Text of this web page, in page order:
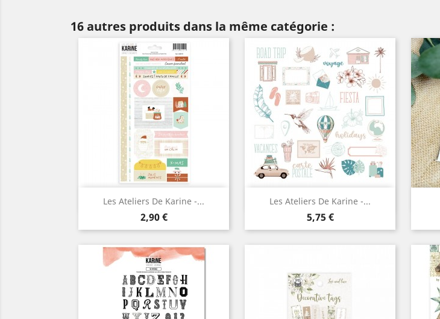
16 autres produits dans la même catégorie :
Les Ateliers De Karine -...
Prix
2,90 €
Aperçu rapide Les Ateliers De Karine -...
Prix
5,75 €
Aperçu rapide